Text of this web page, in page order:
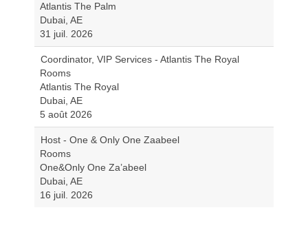
Atlantis The Palm
Dubai, AE
31 juil. 2026
Coordinator, VIP Services - Atlantis The Royal
Rooms
Atlantis The Royal
Dubai, AE
5 août 2026
Host - One & Only One Zaabeel
Rooms
One&Only One Za’abeel
Dubai, AE
16 juil. 2026